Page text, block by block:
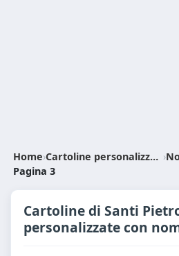
Home› Cartoline personalizzate ›
Pagina 3
Cartoline di Santi
personalizzate con